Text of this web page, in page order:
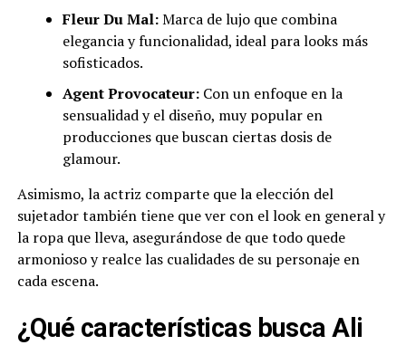
Fleur Du Mal:Marca de lujo que combina
elegancia y funcionalidad, ideal para looks más
sofisticados.
Agent Provocateur:Con un enfoque en la
sensualidad y el diseño, muy popular en
producciones que buscan ciertas dosis de
glamour.
Asimismo, la actriz comparte que la elección del
sujetador también tiene que ver con el look en general y
la ropa que lleva, asegurándose de que todo quede
armonioso y realce las cualidades de su personaje en
cada escena.
¿Qué características busca Ali